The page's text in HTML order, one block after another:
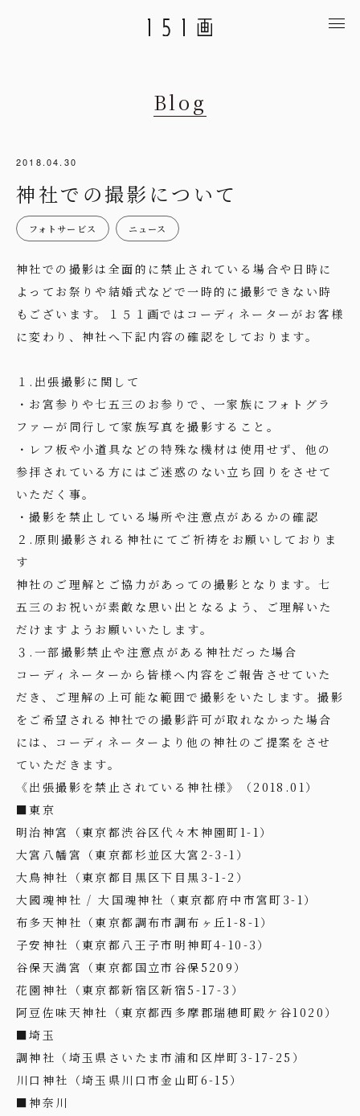
Blog
2018.04.30
神社での撮影について
フォトサービス ニュース
神社での撮影は全面的に禁止されている場合や日時に
よってお祭りや結婚式などで一時的に撮影できない時
もございます。１５１画ではコーディネーターがお客様
に変わり、神社へ下記内容の確認をしております。
１.出張撮影に関して
・お宮参りや七五三のお参りで、一家族にフォトグラ
ファーが同行して家族写真を撮影すること。
・レフ板や小道具などの特殊な機材は使用せず、他の
参拝されている方にはご迷惑のない立ち回りをさせて
いただく事。
・撮影を禁止している場所や注意点があるかの確認
２.原則撮影される神社にてご祈祷をお願いしておりま
す
神社のご理解とご協力があっての撮影となります。七
五三のお祝いが素敵な思い出となるよう、ご理解いた
だけますようお願いいたします。
３.一部撮影禁止や注意点がある神社だった場合
コーディネーターから皆様へ内容をご報告させていた
だき、ご理解の上可能な範囲で撮影をいたします。撮影
をご希望される神社での撮影許可が取れなかった場合
には、コーディネーターより他の神社のご提案をさせ
ていただきます。
《出張撮影を禁止されている神社様》（2018.01）
■東京
明治神宮（東京都渋谷区代々木神園町1-1）
大宮八幡宮（東京都杉並区大宮2-3-1）
大鳥神社（東京都目黒区下目黒3-1-2）
大國魂神社 / 大国魂神社（東京都府中市宮町3-1）
布多天神社（東京都調布市調布ヶ丘1-8-1）
子安神社（東京都八王子市明神町4-10-3）
谷保天満宮（東京都国立市谷保5209）
花園神社（東京都新宿区新宿5-17-3）
阿豆佐味天神社（東京都西多摩郡瑞穂町殿ケ谷1020）
■埼玉
調神社（埼玉県さいたま市浦和区岸町3-17-25）
川口神社（埼玉県川口市金山町6-15）
■神奈川